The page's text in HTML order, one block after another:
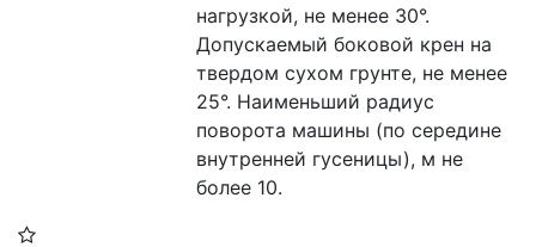
нагрузкой, не менее 30°.
Допускаемый боковой крен на
твердом сухом грунте, не менее
25°. Наименьший радиус
поворота машины (по середине
внутренней гусеницы), м не
более 10.